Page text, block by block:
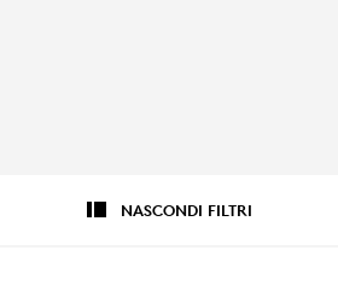
NASCONDI FILTRI